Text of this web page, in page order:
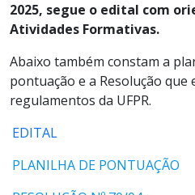
2025, segue o edital com
Atividades Formativas.
Abaixo também constam a
pontuação e a Resolução que
regulamentos da UFPR.
EDITAL
PLANILHA DE PONTUAÇÃO